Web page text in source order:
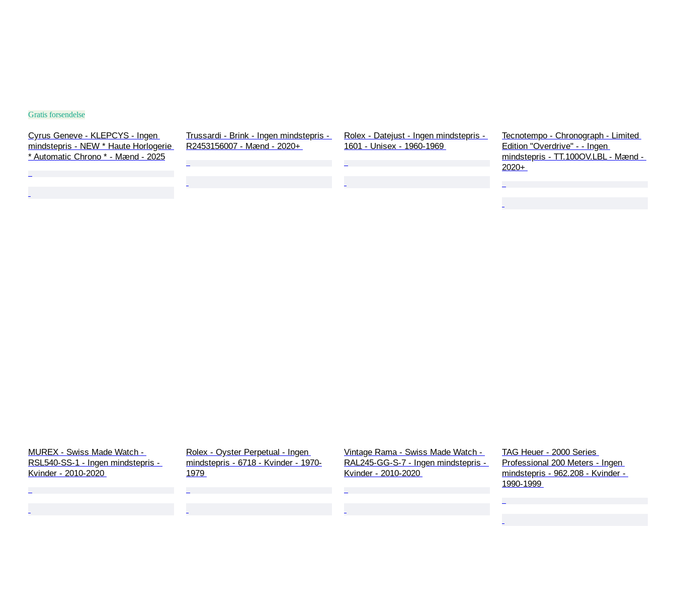
Gratis forsendelse
Cyrus Geneve - KLEPCYS - Ingen
mindstepris - NEW * Haute Horlogerie
* Automatic Chrono * - Mænd - 2025
Trussardi - Brink - Ingen mindstepris -
R2453156007 - Mænd - 2020+
Rolex - Datejust - Ingen mindstepris -
1601 - Unisex - 1960-1969
Tecnotempo - Chronograph - Limited
Edition "Overdrive" - - Ingen
mindstepris - TT.100OV.LBL - Mænd -
2020+
MUREX - Swiss Made Watch -
RSL540-SS-1 - Ingen mindstepris -
Kvinder - 2010-2020
Rolex - Oyster Perpetual - Ingen
mindstepris - 6718 - Kvinder - 1970-
1979
Vintage Rama - Swiss Made Watch -
RAL245-GG-S-7 - Ingen mindstepris -
Kvinder - 2010-2020
TAG Heuer - 2000 Series
Professional 200 Meters - Ingen
mindstepris - 962.208 - Kvinder -
1990-1999